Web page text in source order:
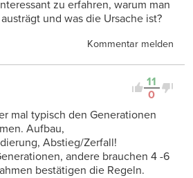
zu erfahren, warum man
und was die Ursache ist?
Kommentar melden
11
0
mal typisch den Generationen
Aufbau,
Abstieg/Zerfall!
andere brauchen 4 -6
bestätigen die Regeln.